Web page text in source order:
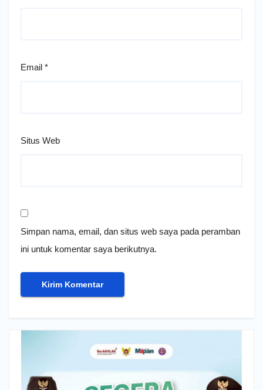
Email *
Situs Web
Simpan nama, email, dan situs web saya pada peramban
ini untuk komentar saya berikutnya.